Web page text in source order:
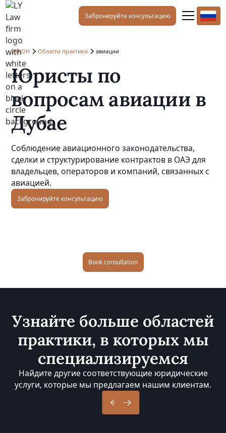
Забронируйте консультацию
ЗАКОН Области практики авиации
Юристы по
вопросам авиации в
Дубае
Соблюдение авиационного законодательства,
сделки и структурирование контрактов в ОАЭ для
владельцев, операторов и компаний, связанных с
авиацией.
Забронируйте консультацию
Book consultation
Узнайте больше областей
практики, в которых мы
специализируемся
Найдите другие соответствующие юридические
услуги, которые мы предлагаем нашим клиентам.